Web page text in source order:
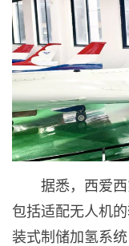
据悉，西爱
包括适配无人机
装式制储加氢系